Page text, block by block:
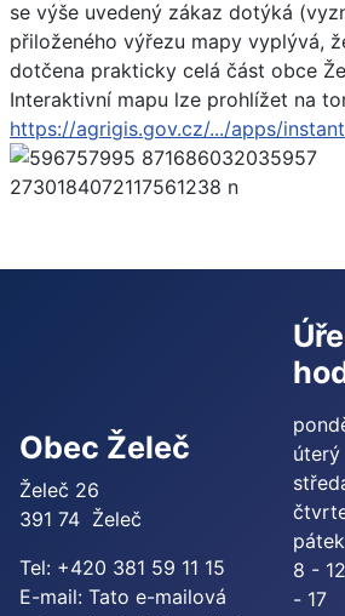
se výše uvedený zákaz dotýká
přiloženého výřezu mapy vyplývá,
dotčena prakticky celá část obce
Interaktivní mapu lze prohlížet na
https://agrigis.gov.cz/.../apps/
Obec Želeč
Želeč 26
391 74 Želeč
Tel: +420 381 59 11 15
E-mail: Tato e-mailová
úterý
pátek
8 -
- 17